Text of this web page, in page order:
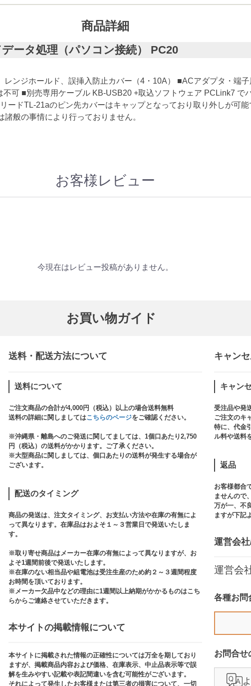
商品詳細
ータ処理（パソコン接続） PC20
ンジホールド、誤挿入防止カバー（4・10A） ■ACアダプタ・端
可 ■別売専用ケーブル KB-USB20 +取込ソフトウェア PCLink7 で
ドTL-21aのピン先カバーはキャップとなっており取り外しが可
般の事情により行っておりません。
お客様レビュー
今現在はレビュー投稿がありません。
お買い物ガイド
送料・配送方法について​
送料について
ご注文商品の合計が4,000円（税込）以上の場合送料無料
送料の詳細に関しましてはこちらのページをご確認ください。​
※沖縄県・離島へのご発送に関してましては、1個口あたり2,750
円（税込）の送料がかかります。ご了承ください。
※大型商品に関しましては、個口あたりの送料が発生する場合が
ございます。​
配送のタイミング
商品の発送は、注文タイミング、お支払い方法や在庫の有無によ
って異なります。在庫品はおよそ１～３営業日で発送いたしま
す。​
※取り寄せ商品はメーカー在庫の有無によって異なりますが、お
よそ1週間前後で発送いたします。
※在庫のない相当品や組電池は受注生産のため約２～３週間程度
お時間を頂いております。​
※メーカー欠品中などの理由に1週間以上納期がかかるものはこち
らからご連絡させていただきます。
本サイトの掲載情報について​
本サイトに掲載された情報の正確性については万全を期しており
ますが、掲載商品内容および価格、在庫表示、中止品表示等で誤
解を生みやすい記載や表記間違いを含む可能性がございます。​
それによって発生したお客様または第三者の損害について、一切
キャン
キャン
受注品や発
ご注文のキ
特に、代金
ル料や送料
返品
お客様都合
ませんので
万が一、不
ますが下記
運営会
運営会
各種お問
お問合せ